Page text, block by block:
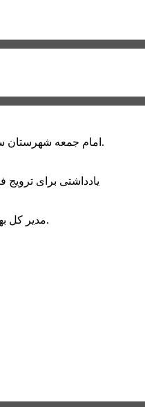
امام جمعه شهرستان ساوجبلاغ اظهارداشت : اربعین امسال سراسر حماسه خونخواهی و مرگ بر آمریکا و اسرائیل بود.
یادداشتی برای
مدیر کل بهزیستی استان البرز از شناسایی ۲ هزار و ۴۰۰ کودک دارای اختلالات بینایی در این استان خبر داد.